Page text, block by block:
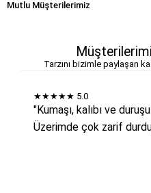
Mutlu Müşterilerimiz
Tarzını bizimle paylaşan
★★★★★ 5.0
"Kumaşı, kalıbı ve
Üzerimde çok zarif